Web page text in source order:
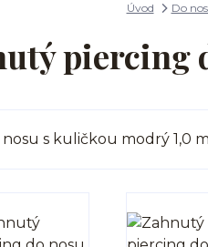
Úvod Do
piercing